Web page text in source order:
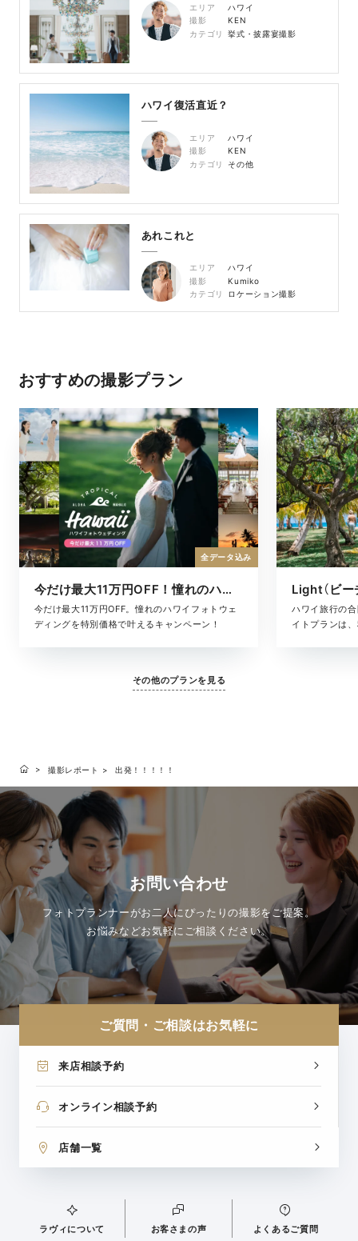
エリア
ハワイ
撮影
KEN
カテゴリ
挙式・披露宴撮影
ハワイ復活直近？
エリア
ハワイ
撮影
KEN
カテゴリ
その他
あれこれと
エリア
ハワイ
撮影
Kumiko
カテゴリ
ロケーション撮影
おすすめの撮影プラン
今だけ最大11万円OFF！憧れのハワイフォト
今だけ最大11万円OFF。憧れのハワイフォトウェ
ディングを特別価格で叶えるキャンペーン！
全データ込み
Light（ビー
ハワイ旅行の
イトプランは
その他のプランを見る
撮影レポート 出発！！！！！
お問い合わせ
フォトプランナーがお二人にぴったりの撮影をご提案。
お悩みなどお気軽にご相談ください。
ご質問・ご相談はお気軽に
来店相談予約
オンライン相談予約
店舗一覧
ラヴィについて お客さまの声 よくあるご質問